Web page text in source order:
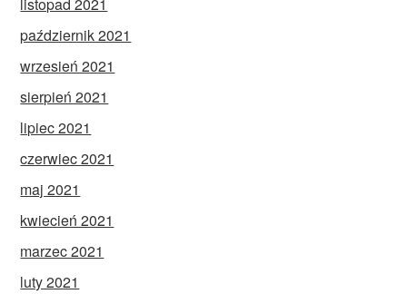
listopad 2021
październik 2021
wrzesień 2021
sierpień 2021
lipiec 2021
czerwiec 2021
maj 2021
kwiecień 2021
marzec 2021
luty 2021